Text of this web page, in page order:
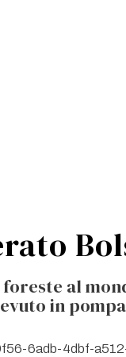
al
in
6adb-4dbf-